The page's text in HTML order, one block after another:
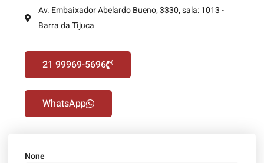
Av. Embaixador Abelardo Bueno, 3330, sala: 1013 -
Barra da Tijuca
21 99969-5696
WhatsApp
None